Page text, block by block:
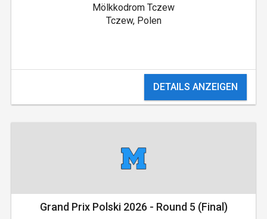
Mölkkodrom Tczew
Tczew, Polen
DETAILS ANZEIGEN
Grand Prix Polski 2026 - Round 5 (Final)